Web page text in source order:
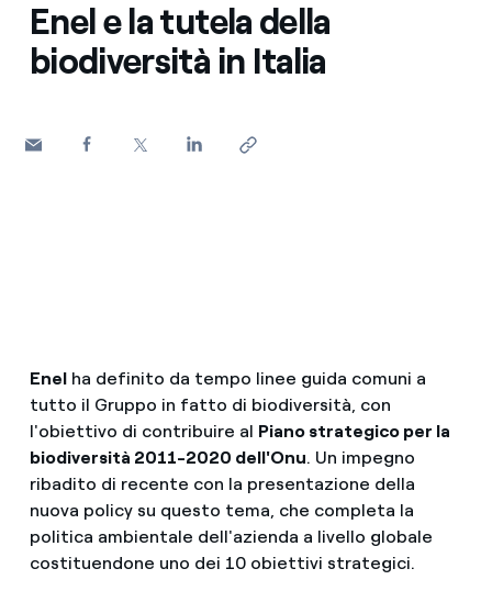
Enel e la tutela della
biodiversità in Italia
Enelha definito da tempo linee guida comuni a
tutto il Gruppo in fatto di biodiversità, con
l'obiettivo di contribuire al Piano strategico per la
biodiversità 2011-2020 dell'Onu. Un impegno
ribadito di recente con la presentazione della
nuova policy su questo tema, che completa la
politica ambientale dell'azienda a livello globale
costituendone uno dei 10 obiettivi strategici.